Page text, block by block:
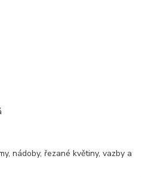
nádoby, řezané květiny, vazby a